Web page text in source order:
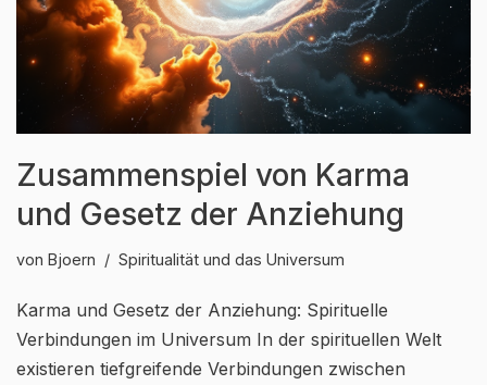
Zusammenspiel von Karma
und Gesetz der Anziehung
von Bjoern Spiritualität und das Universum
Karma und Gesetz der Anziehung: Spirituelle
Verbindungen im Universum In der spirituellen Welt
existieren tiefgreifende Verbindungen zwischen